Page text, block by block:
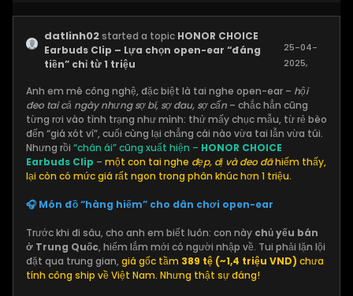
datlinh02started a topic HONOR CHOICE
Earbuds Clip – Lựa chọn open-ear “đáng
tiền” chỉ từ 1 triệu
25-04-
2025,
Anh em mê công nghệ, đặc biệt là tai nghe open-ear – hội
đeo tai cả ngày nhưng sợ bí, sợ đau, sợ cấn – chắc hẳn cũng
từng rơi vào tình trạng như mình: thử mấy chục mẫu, từ rẻ bèo
đến “giá xót ví”, cuối cùng lại chẳng cái nào vừa tai lẫn vừa túi.
Nhưng rồi “chân ái” cũng xuất hiện – HONOR CHOICE
Earbuds Clip – một con tai nghe đẹp, dị và đeo đãhiếm thấy,
lại còn có mức giá rất ngon trong phân khúc hơn 1 triệu.
🎧 Món đồ “hàng hiếm” cho dân chơi open-ear
Trước khi đi sâu, cho anh em biết luôn: con này chủ yếu bán
ở Trung Quốc, hiếm lắm mới có người nhập về. Tui phải lặn lội
đặt qua trung gian, giá gốc tầm 389 tệ (~1,4 triệu VND) chưa
tính công ship về Việt Nam. Nhưng thật sự đáng!